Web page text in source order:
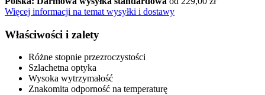
Więcej informacji na temat wysyłki i dostawy
Właściwości i zalety
Różne stopnie przezroczystości
Szlachetna optyka
Wysoka wytrzymałość
Znakomita odporność na temperaturę